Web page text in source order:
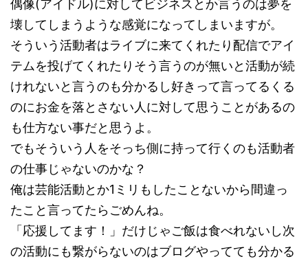
偶像(アイドル)に対してビジネスとか言うのは夢を
壊してしまうような感覚になってしまいますが。
そういう活動者はライブに来てくれたり配信でアイ
テムを投げてくれたりそう言うのが無いと活動が続
けれないと言うのも分かるし好きって言ってるくる
のにお金を落とさない人に対して思うことがあるの
も仕方ない事だと思うよ。
でもそういう人をそっち側に持って行くのも活動者
の仕事じゃないのかな？
俺は芸能活動とか1ミリもしたことないから間違っ
たこと言ってたらごめんね。
「応援してます！」だけじゃご飯は食べれないし次
の活動にも繋がらないのはブログやってても分かる